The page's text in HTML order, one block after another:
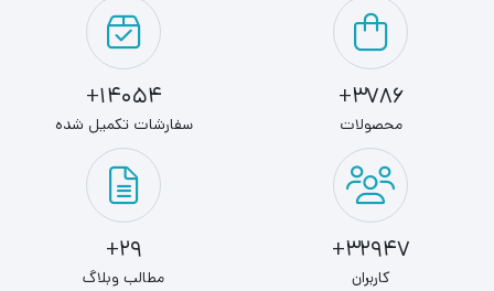
کیس کامپیوتر مسترتک مدل
دو عدد فن تک رنگ
نصب گردیده است. با استفاده از دکمه‎‌های روی پنل کیس می
توان سرعت فن و میزان نور فن‌ها را نیز کنترل کرد.
کیس کامپیوتر مسترتک مدل
دارای پنل جلویی مش
است که در بهبود امر خنک سازی و تخلیه دمای داخل کیس
بسیار موثر است. همچنین این کیس دارای درگاه های
3786+
محصولات
14054+
سفارشات تکمیل شده
32947+
کاربران
29+
مطالب وبلاگ